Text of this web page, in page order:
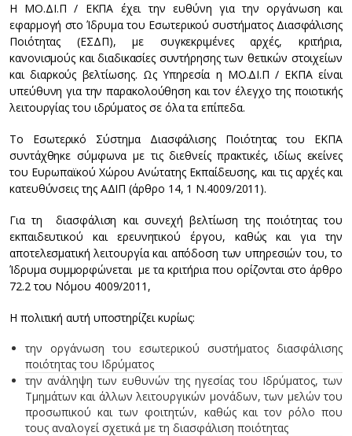
Η ΜΟ.ΔΙ.Π / ΕΚΠΑ έχει την ευθύνη για την οργάνωση και
εφαρμογή στο Ίδρυμα του Εσωτερικού συστήματος Διασφάλισης
Ποιότητας (ΕΣΔΠ), με συγκεκριμένες αρχές, κριτήρια,
κανονισμούς και διαδικασίες συντήρησης των θετικών στοιχείων
και διαρκούς βελτίωσης. Ως Υπηρεσία η ΜΟ.ΔΙ.Π / ΕΚΠΑ είναι
υπεύθυνη για την παρακολούθηση και τον έλεγχο της ποιοτικής
λειτουργίας του ιδρύματος σε όλα τα επίπεδα.
Το Εσωτερικό Σύστημα Διασφάλισης Ποιότητας του ΕΚΠΑ
συντάχθηκε σύμφωνα με τις διεθνείς πρακτικές, ιδίως εκείνες
του Ευρωπαϊκού Χώρου Ανώτατης Εκπαίδευσης, και τις αρχές και
κατευθύνσεις της ΑΔΙΠ (άρθρο 14, 1 Ν.4009/2011).
Για τη διασφάλιση και συνεχή βελτίωση της ποιότητας του
εκπαιδευτικού και ερευνητικού έργου, καθώς και για την
αποτελεσματική λειτουργία και απόδοση των υπηρεσιών του, το
Ίδρυμα συμμορφώνεται με τα κριτήρια που ορίζονται στο άρθρο
72.2 του Νόμου 4009/2011,
Η πολιτική αυτή υποστηρίζει κυρίως:
την οργάνωση του εσωτερικού συστήματος διασφάλισης
ποιότητας του Ιδρύματος
την ανάληψη των ευθυνών της ηγεσίας του Ιδρύματος, των
Τμημάτων και άλλων λειτουργικών μονάδων, των μελών του
προσωπικού και των φοιτητών, καθώς και τον ρόλο που
τους αναλογεί σχετικά με τη διασφάλιση ποιότητας